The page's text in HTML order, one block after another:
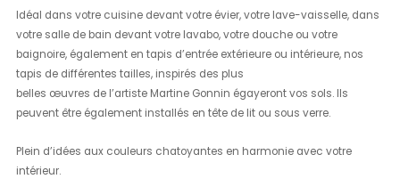
Idéal dans votre cuisine devant votre évier, votre lave-vaisselle, dans
votre salle de bain devant votre lavabo, votre douche ou votre
baignoire, également en tapis d’entrée extérieure ou intérieure, nos
tapis de différentes tailles, inspirés des plus
belles œuvres de l’artiste Martine Gonnin égayeront vos sols. Ils
peuvent être également installés en tête de lit ou sous verre.
Plein d’idées aux couleurs chatoyantes en harmonie avec votre
intérieur.
lèvres
rouges